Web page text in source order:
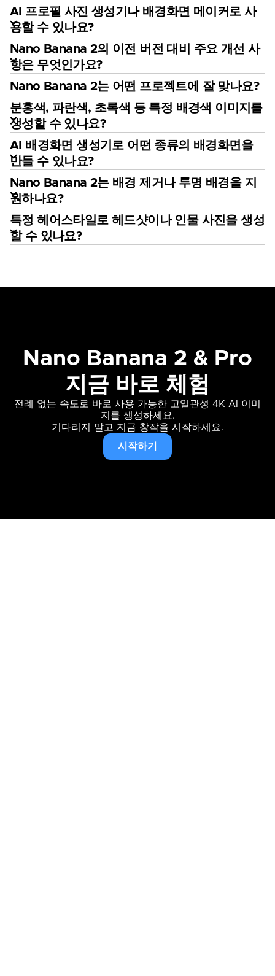
AI 프로필 사진 생성기나 배경화면 메이커로 사
용할 수 있나요?
Nano Banana 2의 이전 버전 대비 주요 개선 사
항은 무엇인가요?
Nano Banana 2는 어떤 프로젝트에 잘 맞나요?
분홍색, 파란색, 초록색 등 특정 배경색 이미지를
생성할 수 있나요?
AI 배경화면 생성기로 어떤 종류의 배경화면을
만들 수 있나요?
Nano Banana 2는 배경 제거나 투명 배경을 지
원하나요?
특정 헤어스타일로 헤드샷이나 인물 사진을 생성
할 수 있나요?
Nano Banana 2 & Pro
지금 바로 체험
전례 없는 속도로 바로 사용 가능한 고일관성 4K AI 이미
지를 생성하세요.
기다리지 말고 지금 창작을 시작하세요.
시작하기